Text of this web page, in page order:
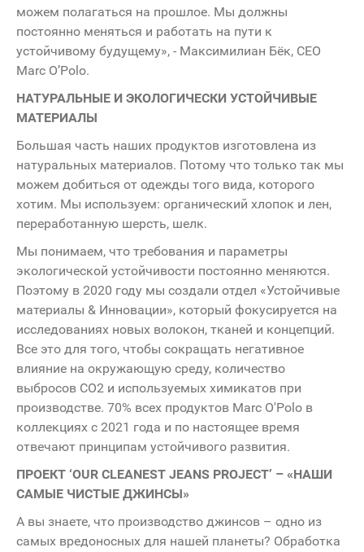
можем полагаться на прошлое. Мы должны
постоянно меняться и работать на пути к
устойчивому будущему», - Максимилиан Бёк, СЕО
Marc O’Polo.
НАТУРАЛЬНЫЕ И ЭКОЛОГИЧЕСКИ УСТОЙЧИВЫЕ
МАТЕРИАЛЫ
Большая часть наших продуктов изготовлена из
натуральных материалов. Потому что только так мы
можем добиться от одежды того вида, которого
хотим. Мы используем: органический хлопок и лен,
переработанную шерсть, шелк.
Мы понимаем, что требования и параметры
экологической устойчивости постоянно меняются.
Поэтому в 2020 году мы создали отдел «Устойчивые
материалы & Инновации», который фокусируется на
исследованиях новых волокон, тканей и концепций.
Все это для того, чтобы сокращать негативное
влияние на окружающую среду, количество
выбросов СО2 и используемых химикатов при
производстве. 70% всех продуктов Marc O'Polo в
коллекциях с 2021 года и по настоящее время
отвечают принципам устойчивого развития.
ПРОЕКТ ‘OUR CLEANEST JEANS PROJECT’ – «НАШИ
САМЫЕ ЧИСТЫЕ ДЖИНСЫ»
А вы знаете, что производство джинсов – одно из
самых вредоносных для нашей планеты? Обработка